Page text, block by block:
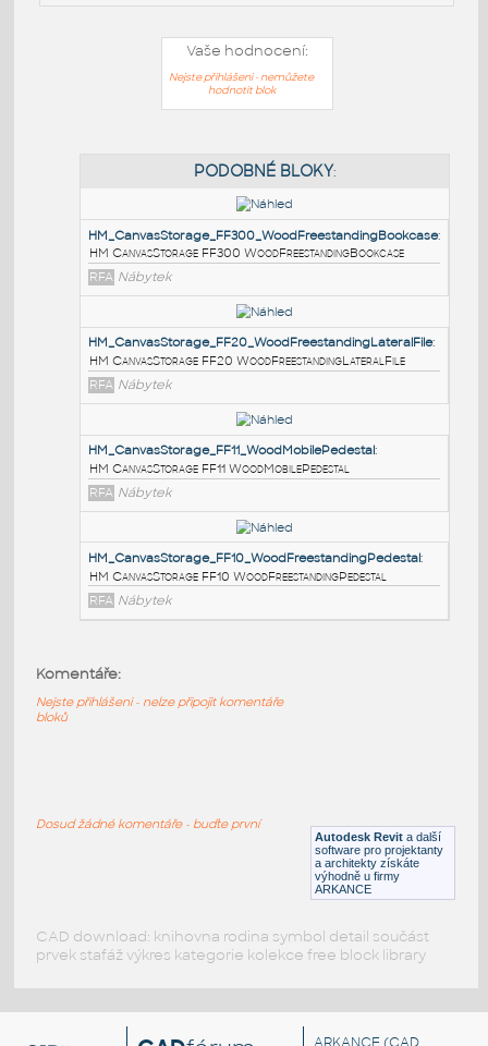
Vaše hodnocení:
Nejste přihlášeni - nemůžete
hodnotit blok
PODOBNÉ BLOKY:
HM CanvasStorage FF300 WoodFreestandingBookcase
RFA Nábytek
HM CanvasStorage FF20 WoodFreestandingLateralFile
RFA
Nábytek
HM CanvasStorage FF11 WoodMobilePedestal
HM CanvasStorage FF10 WoodFreestandingPedestal
Autodesk Revit a další
software pro projektanty
a architekty získáte
výhodně u firmy
ARKANCE
Komentáře:
Nejste přihlášeni - nelze připojit komentáře
bloků
Dosud žádné komentáře - buďte první
CAD download: knihovna rodina symbol detail součást
prvek stafáž výkres kategorie kolekce free block library